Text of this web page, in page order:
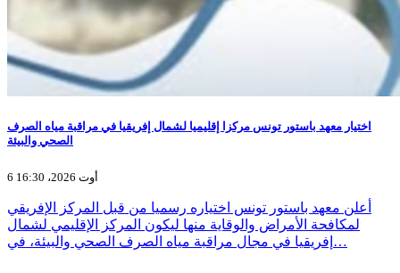
اختيار معهد باستور تونس مركزا إقليميا لشمال إفريقيا في مراقبة مياه الصرف
الصحي والبيئة
6 أوت 2026، 16:30
أعلن معهد باستور تونس اختياره رسميا من قبل المركز الإفريقي
لمكافحة الأمراض والوقاية منها ليكون المركز الإقليمي لشمال
إفريقيا في مجال مراقبة مياه الصرف الصحي والبيئة، في…